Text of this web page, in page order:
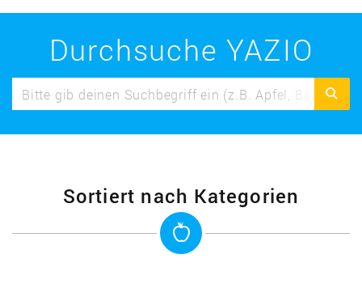
Durchsuche YAZIO
Sortiert nach Kategorien